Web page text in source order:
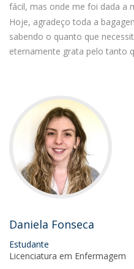
fácil, mas onde me foi dada a
Hoje, agradeço toda a
sabendo o quanto que
eternamente grata pelo tanto
Daniela Fonseca
Estudante
Licenciatura em Enfermagem